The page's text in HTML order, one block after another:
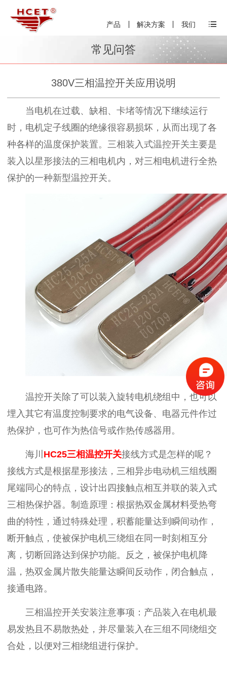
产品 解决方案 我们
常见问答
380V三相温控开关应用说明
当电机在过载、缺相、卡堵等情况下继续运行
时，电机定子线圈的绝缘很容易损坏，从而出现了各
种各样的温度保护装置。三相装入式温控开关主要是
装入以星形接法的三相电机内，对三相电机进行全热
保护的一种新型温控开关。
温控开关除了可以装入旋转电机绕组中，也可以
埋入其它有温度控制要求的电气设备、电器元件作过
热保护，也可作为热信号或作热传感器用。
海川 HC25三相温控开关接线方式是怎样的呢？
接线方式是根据星形接法，三相异步电动机三组线圈
尾端同心的特点，设计出四接触点相互并联的装入式
三相热保护器。制造原理：根据热双金属材料受热弯
曲的特性，通过特殊处理，积蓄能量达到瞬间动作，
断开触点，使被保护电机三绕组在同一时刻相互分
离，切断回路达到保护功能。反之，被保护电机降
温，热双金属片散失能量达瞬间反动作，闭合触点，
接通电路。
三相温控开关安装注意事项：产品装入在电机最
易发热且不易散热处，并尽量装入在三组不同绕组交
合处，以便对三相绕组进行保护。